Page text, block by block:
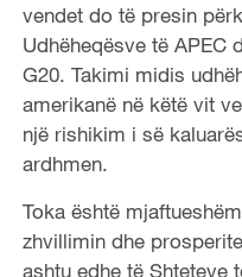
vendet do të presin
Udhëheqësve të APEC
G20. Takimi midis
amerikanë në këtë vit
një rishikim i së
ardhmen.
Toka është
zhvillimin dhe
ashtu edhe të Shteteve